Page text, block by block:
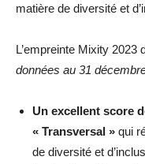
matière de diversité et
L’empreinte Mixity 2023
données au 31
Un excellent score
« Transversal » qui
de diversité et